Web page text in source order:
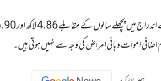
اموات وبائی امراض کی وجہ سے نہیں ہوتی ہیں۔